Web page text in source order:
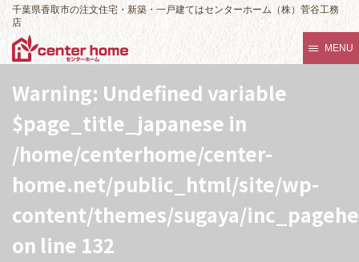
千葉県香取市の注文住宅・新築・一戸建てはセンターホーム（株）菅谷工務
店
MENU
Warning: Undefined variable
$page_title_japanese in
/home/centerhome/center-
home.net/public_html/site/wp-
content/themes/sugaya/
on line 132